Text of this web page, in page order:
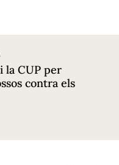
la CUP per
contra els